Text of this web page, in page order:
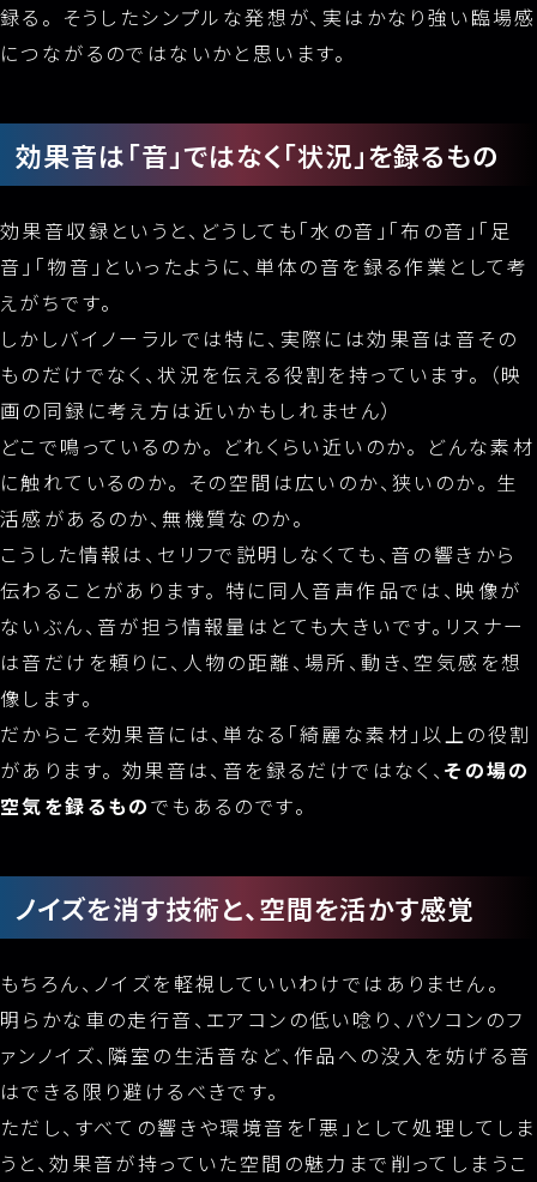
録る。 そうしたシンプルな発想が、実はかなり強い臨場感
につながるのではないかと思います。
効果音は「音」ではなく「状況」を録るもの
効果音収録というと、どうしても「水の音」「布の音」「足
音」「物音」といったように、単体の音を録る作業として考
えがちです。
しかしバイノーラルでは特に、実際には効果音は音その
ものだけでなく、状況を伝える役割を持っています。 （映
画の同録に考え方は近いかもしれません）
どこで鳴っているのか。 どれくらい近いのか。 どんな素材
に触れているのか。 その空間は広いのか、狭いのか。 生
活感があるのか、無機質なのか。
こうした情報は、セリフで説明しなくても、音の響きから
伝わることがあります。 特に同人音声作品では、映像が
ないぶん、音が担う情報量はとても大きいです。リスナー
は音だけを頼りに、人物の距離、場所、動き、空気感を想
像します。
だからこそ効果音には、単なる「綺麗な素材」以上の役割
があります。 効果音は、音を録るだけではなく、その場の
空気を録るものでもあるのです。
ノイズを消す技術と、空間を活かす感覚
もちろん、ノイズを軽視していいわけではありません。
明らかな車の走行音、エアコンの低い唸り、パソコンのフ
ァンノイズ、隣室の生活音など、作品への没入を妨げる音
はできる限り避けるべきです。
ただし、すべての響きや環境音を「悪」として処理してしま
うと、効果音が持っていた空間の魅力まで削ってしまうこ